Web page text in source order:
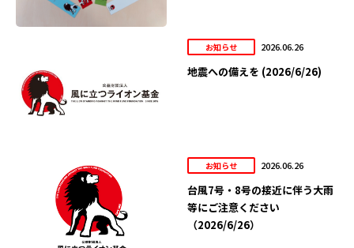
お知らせ 2026.06.26
地震への備えを (2026/6/26)
お知らせ 2026.06.26
台風7号・8号の接近に伴う大雨
等にご注意ください
（2026/6/26）